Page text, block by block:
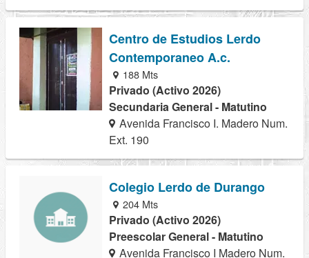
Centro de Estudios Lerdo
Contemporaneo A.c.
188 Mts
Privado (Activo 2026)
Secundaria General - Matutino
Avenida Francisco I. Madero Num.
Ext. 190
Colegio Lerdo de Durango
204 Mts
Privado (Activo 2026)
Preescolar General - Matutino
Avenida Francisco I Madero Num.